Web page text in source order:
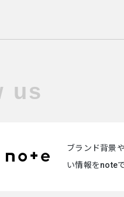
us
ブランド背景
い情報をnote